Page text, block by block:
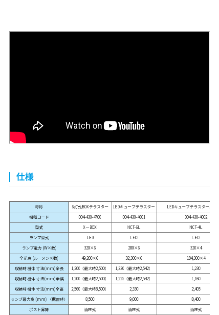
仕様
呼称 6灯式BOXテラスター LEDキューブテラスター
LEDキューブテラスターハイ
機種コード
004-430-4700 004-430-4601
004-430-4002
型式
XーBOX NCT-6L
NCT-4L
ランプ型式
LED LED
LED
ランプ電力 (W×数)
320×6 280×6
320×4
全光束 (ルーメン×数)
49,200×6 32,300×6
184,300×4
収納時 機体 寸法(mm)全長
1,200（最大時2,500） 1,330（最大時2,542）
1,230
収納時 機体 寸法(mm)全幅
1,200（最大時2,500） 1,225（最大時2,542）
1,160
収納時 機体 寸法(mm)全高
2,560（最大時8,500） 2,330
2,405
ランプ最大高 (mm) 〈据置時〉
8,500 9,000
8,400
ポスト昇降
油圧式 油圧式
油圧式